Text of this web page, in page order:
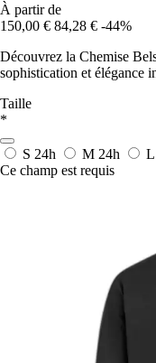
À partir de
150,00 € 84,28 € -44%
Découvrez la Chemise
sophistication et élégance
Taille
*
S 24h M 24h L
Ce champ est requis